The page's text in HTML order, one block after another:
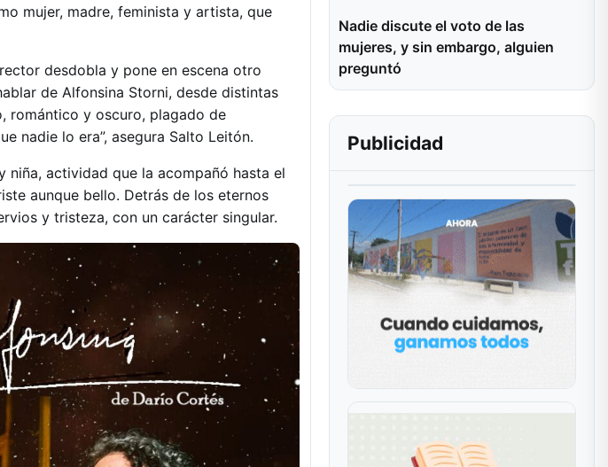
mujer, madre, feminista y artista, que
desdobla y pone en escena otro
de Alfonsina Storni, desde distintas
romántico y oscuro, plagado de
nadie lo era”, asegura Salto Leitón.
niña, actividad que la acompañó hasta el
aunque bello. Detrás de los eternos
y tristeza, con un carácter singular.
Nadie discute el voto de las
mujeres, y sin embargo, alguien
preguntó
Publicidad